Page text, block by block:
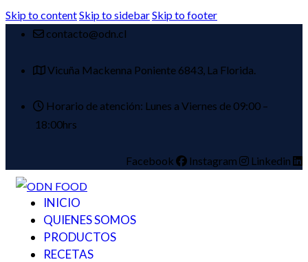
Skip to contentSkip to sidebarSkip to footer
contacto@odn.cl
Vicuña Mackenna Poniente 6843, La Florida.
Horario de atención: Lunes a Viernes de 09:00 –
18:00hrs
Facebook Instagram Linkedin
INICIO
QUIENES SOMOS
PRODUCTOS
RECETAS